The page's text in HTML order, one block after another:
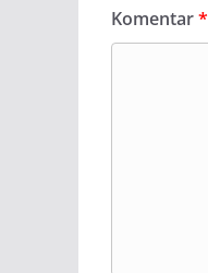
Komentar*